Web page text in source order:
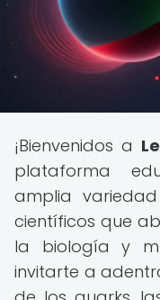
¡Bienvenidos a
plataforma
amplia
científicos que
la biología y
invitarte a